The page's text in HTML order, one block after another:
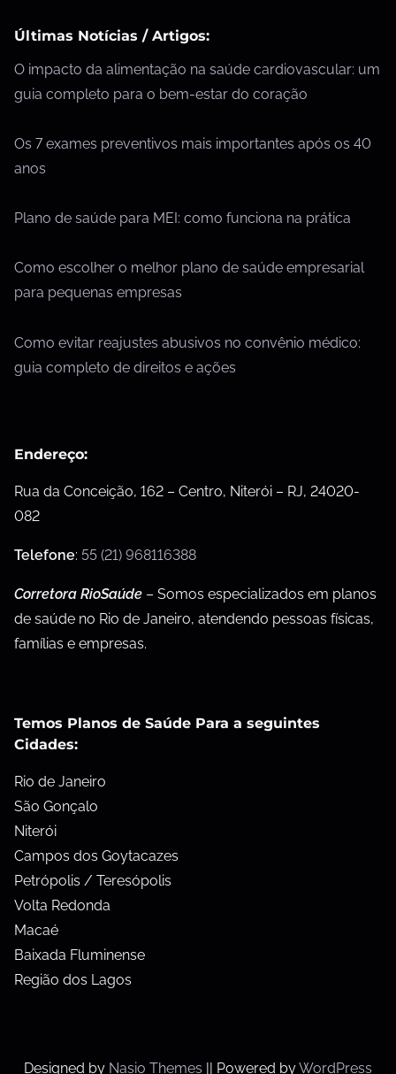
Últimas Notícias / Artigos:
O impacto da alimentação na saúde cardiovascular: um
guia completo para o bem-estar do coração
Os 7 exames preventivos mais importantes após os 40
anos
Plano de saúde para MEI: como funciona na prática
Como escolher o melhor plano de saúde empresarial
para pequenas empresas
Como evitar reajustes abusivos no convênio médico:
guia completo de direitos e ações
Endereço:
Rua da Conceição, 162 – Centro, Niterói – RJ, 24020-
082
Telefone: 55 (21) 968116388
Corretora RioSaúde – Somos especializados em planos
de saúde no Rio de Janeiro, atendendo pessoas físicas,
famílias e empresas.
Temos Planos de Saúde Para a seguintes
Cidades:
Rio de Janeiro
São Gonçalo
Niterói
Campos dos Goytacazes
Petrópolis / Teresópolis
Volta Redonda
Macaé
Baixada Fluminense
Região dos Lagos
Designed by Nasio Themes || Powered byWordPress